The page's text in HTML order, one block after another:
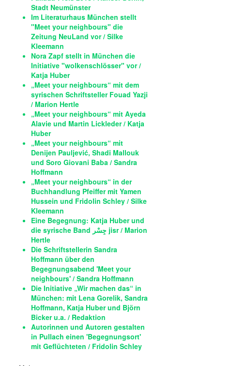
Stadt Neumünster
Im Literaturhaus München stellt
"Meet your neighbours" die
Zeitung NeuLand vor / Silke
Kleemann
Nora Zapf stellt in München die
Initiative "wolkenschlösser" vor /
Katja Huber
„Meet your neighbours“ mit dem
syrischen Schriftsteller Fouad Yazji
/ Marion Hertle
„Meet your neighbours“ mit Ayeda
Alavie und Martin Lickleder / Katja
Huber
„Meet your neighbours“ mit
Denijen Pauljević, Shadi Mallouk
und Soro Giovani Baba / Sandra
Hoffmann
„Meet your neighbours“ in der
Buchhandlung Pfeiffer mit Yamen
Hussein und Fridolin Schley / Silke
Kleemann
Eine Begegnung: Katja Huber und
die syrische Band جِسْر jisr / Marion
Hertle
Die Schriftstellerin Sandra
Hoffmann über den
Begegnungsabend 'Meet your
neighbours' / Sandra Hoffmann
Die Initiative „Wir machen das“ in
München: mit Lena Gorelik, Sandra
Hoffmann, Katja Huber und Björn
Bicker u.a. / Redaktion
Autorinnen und Autoren gestalten
in Pullach einen 'Begegnungsort'
mit Geflüchteten / Fridolin Schley